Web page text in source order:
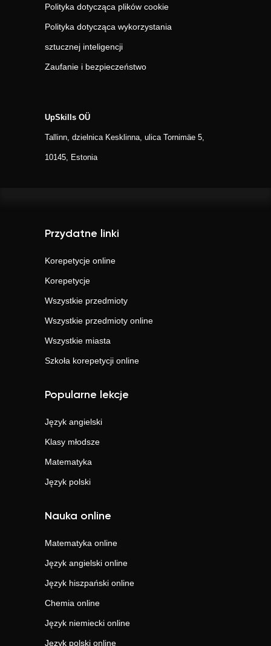
Polityka dotycząca plików cookie
Polityka dotycząca wykorzystania
sztucznej inteligencji
Zaufanie i bezpieczeństwo
UpSkills OÜ
Tallinn, dzielnica Kesklinna, ulica Tornimäe 5,
10145, Estonia
Przydatne linki
Korepetycje online
Korepetycje
Wszystkie przedmioty
Wszystkie przedmioty online
Wszystkie miasta
Szkoła korepetycji online
Popularne lekcje
Język angielski
Klasy młodsze
Matematyka
Język polski
Nauka online
Matematyka online
Język angielski online
Język hiszpański online
Chemia online
Język niemiecki online
Język polski online